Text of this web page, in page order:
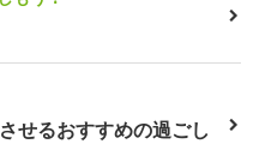
せるおすすめの過ごし